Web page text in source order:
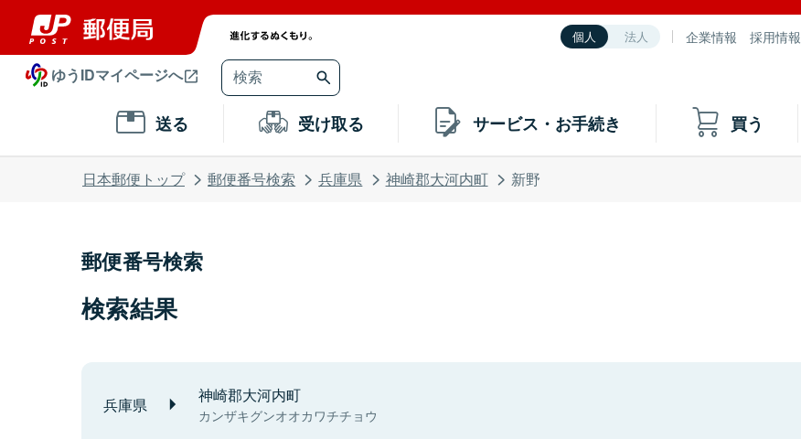
個人 法人 企業情報 採用情報
ゆうIDマイページへ
送る 受け取る サービス・お手続き 買う
日本郵便トップ 郵便番号検索 兵庫県 神崎郡大河内町 新野
郵便番号検索
検索結果
兵庫県 神崎郡大河内町
カンザキグンオオカワチチョウ